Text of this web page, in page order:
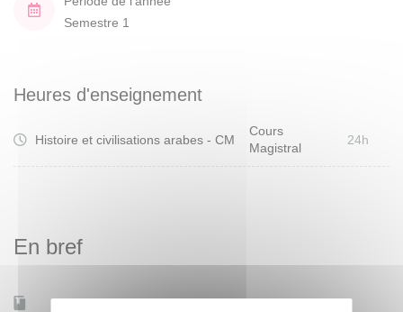
Semestre 1
Heures d'enseignement
Histoire et civilisations arabes - CM
Cours
Magistral
24h
En bref
Mobilité d'études